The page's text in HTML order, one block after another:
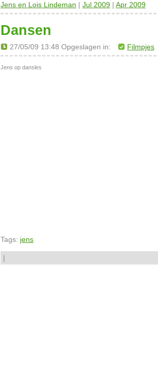
Jens en Lois Lindeman | Jul 2009 | Apr 2009
Dansen
27/05/09 13:48 Opgeslagen in: Filmpjes
Jens op dansles
Tags: jens
|